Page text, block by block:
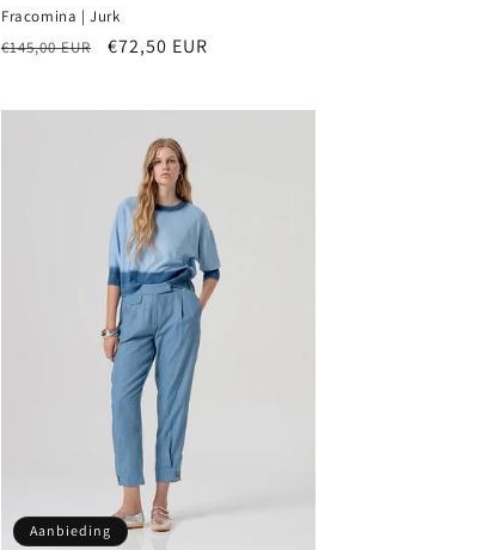
Fracomina | Jurk
Normale
€145,00 EUR Aanbiedingsprijs
€72,50 EUR
Aanbieding